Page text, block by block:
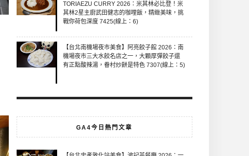
TORIAEZU CURRY 2026：米其林必比登！米
其林2星主廚武田健志的咖哩飯，精緻美味，挑
戰你荷包深度 7425(線上：6)
【台北南機場夜市美食】阿亮餃子館 2026：南
機場夜市三大水餃名店之一，大顆厚彈餃子還
有正點酸辣湯，眷村炒餅是特色 7307(線上：5)
GA4今日熱門文章